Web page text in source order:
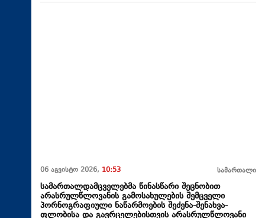
06 აგვისტო 2026, 10:53 სამართალი
სამართალდამცველებმა წინასწარი შეცნობით
არასრულწლოვანის გამოსახულების შემცველი
პორნოგრაფიული ნაწარმოების შეძენა-შენახვა-
ფლობისა და გავრცელებისთვის არასრულწლოვანი